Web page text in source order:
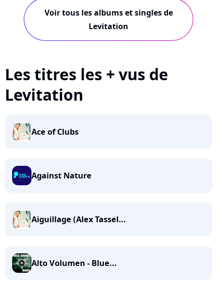
Voir tous les albums et singles de
Levitation
Les titres les + vus de
Levitation
Ace of Clubs
Against Nature
Aiguillage (Alex Tassel...
Alto Volumen - Blue...